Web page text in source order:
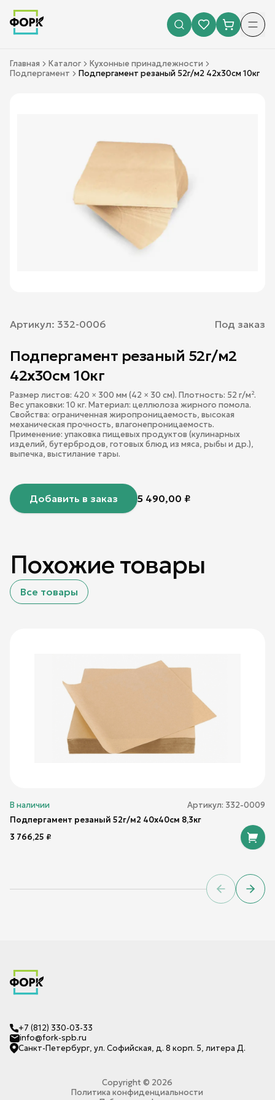
Главная Каталог
Кухонные принадлежности
Подпергамент
Подпергамент резаный 52г/м2 42х30см 10кг
Артикул: 332-0006 Под заказ
Подпергамент резаный 52г/м2
42х30см 10кг
Размер листов: 420 × 300 мм (42 × 30 см). Плотность: 52 г/м².
Вес упаковки: 10 кг. Материал: целлюлоза жирного помола.
Свойства: ограниченная жиропроницаемость, высокая
механическая прочность, влагонепроницаемость.
Применение: упаковка пищевых продуктов (кулинарных
изделий, бутербродов, готовых блюд из мяса, рыбы и др.),
выпечка, выстилание тары.
Добавить в заказ 5 490,00 ₽
Похожие товары
Все товары
В наличии Артикул: 332-0009
Подпергамент резаный 52г/м2 40х40см 8,3кг
3 766,25 ₽
Previous
Next
+7 (812) 330-03-33
info@fork-spb.ru
Санкт-Петербург, ул. Софийская, д. 8 корп. 5, литера Д.
Copyright © 2026
Политика конфиденциальности